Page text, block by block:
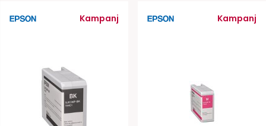
Kampanj Kampanj